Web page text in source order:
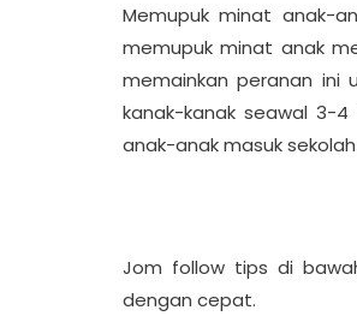
Memupuk minat anak-
memupuk minat anak
memainkan peranan ini
kanak-kanak seawal 3-
anak-anak masuk
Jom follow tips di
dengan cepat.